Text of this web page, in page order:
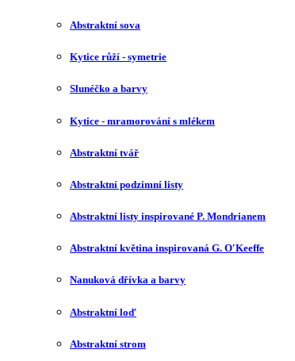
Abstraktní sova
Kytice růží - symetrie
Slunéčko a barvy
Kytice - mramorování s mlékem
Abstraktní tvář
Abstraktní podzimní listy
Abstraktní listy inspirované P. Mondrianem
Abstraktní květina inspirovaná G. O′Keeffe
Nanuková dřívka a barvy
Abstraktní loď
Abstraktní strom